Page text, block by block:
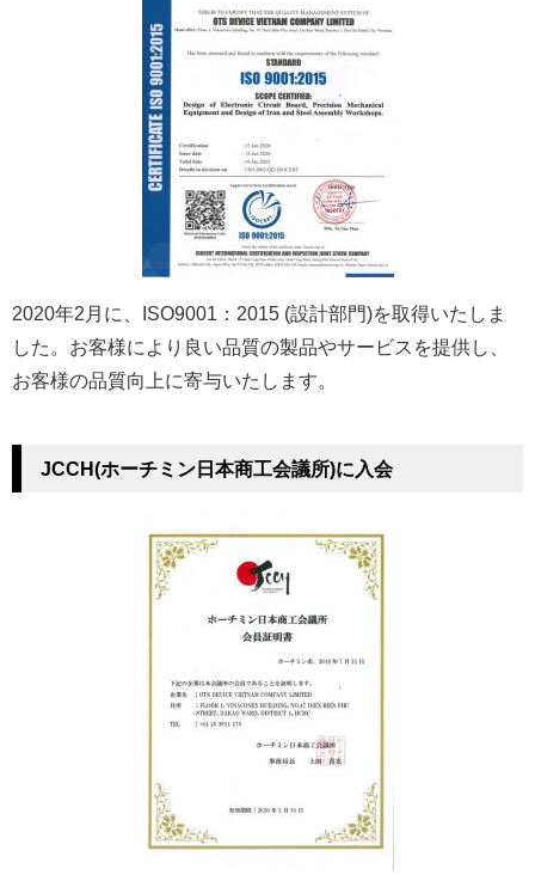
2020年2月に、ISO9001：2015 (設計部門)を取得いたしま
した。お客様により良い品質の製品やサービスを提供し、
お客様の品質向上に寄与いたします。
JCCH(ホーチミン日本商工会議所)に入会